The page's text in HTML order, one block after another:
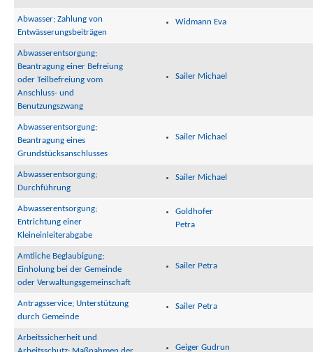
Abwasser; Zahlung von
Entwässerungsbeiträgen
Widmann Eva
Abwasserentsorgung;
Beantragung einer Befreiung
oder Teilbefreiung vom
Anschluss- und
Benutzungszwang
Sailer Michael
Abwasserentsorgung;
Beantragung eines
Grundstücksanschlusses
Sailer Michael
Abwasserentsorgung;
Durchführung
Sailer Michael
Abwasserentsorgung;
Entrichtung einer
Kleineinleiterabgabe
Goldhofer
Petra
Amtliche Beglaubigung;
Einholung bei der Gemeinde
oder Verwaltungsgemeinschaft
Sailer Petra
Antragsservice; Unterstützung
durch Gemeinde
Sailer Petra
Arbeitssicherheit und
Geiger Gudrun